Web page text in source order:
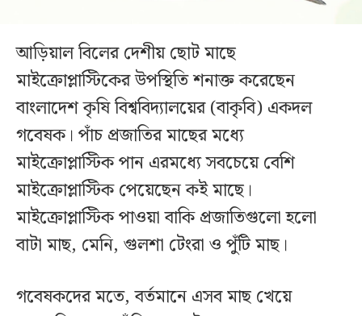
আড়িয়াল বিলের দেশীয় ছোট মাছে
মাইক্রোপ্লাস্টিকের উপস্থিতি শনাক্ত করেছেন
বাংলাদেশ কৃষি বিশ্ববিদ্যালয়ের (বাকৃবি) একদল
গবেষক। পাঁচ প্রজাতির মাছের মধ্যে
মাইক্রোপ্লাস্টিক পান এরমধ্যে সবচেয়ে বেশি
মাইক্রোপ্লাস্টিক পেয়েছেন কই মাছে।
মাইক্রোপ্লাস্টিক পাওয়া বাকি প্রজাতিগুলো হলো
বাটা মাছ, মেনি, গুলশা টেংরা ও পুঁটি মাছ।
গবেষকদের মতে, বর্তমানে এসব মাছ খেয়ে